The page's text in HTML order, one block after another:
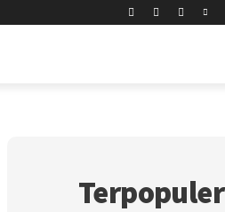
Terpopuler